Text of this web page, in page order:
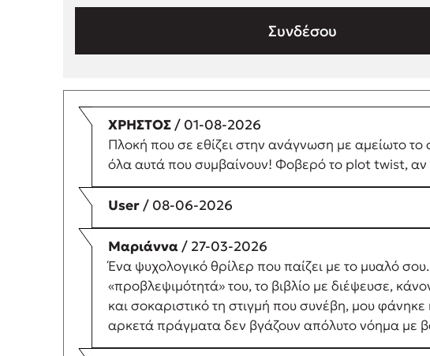
Συνδέσου
ΧΡΗΣΤΟΣ/ 01-08-2026
Πλοκή που σε εθίζει στην ανάγνωση με αμείωτο το
όλα αυτά που συμβαίνουν! Φοβερό το plot twist,
User/ 08-06-2026
Μαριάννα/ 27-03-2026
Ένα ψυχολογικό θρίλερ που παίζει με το μυαλό
«προβλεψιμότητά» του, το βιβλίο με διέψευσε,
και σοκαριστικό τη στιγμή που συνέβη, μου
αρκετά πράγματα δεν βγάζουν απόλυτο νόημα με